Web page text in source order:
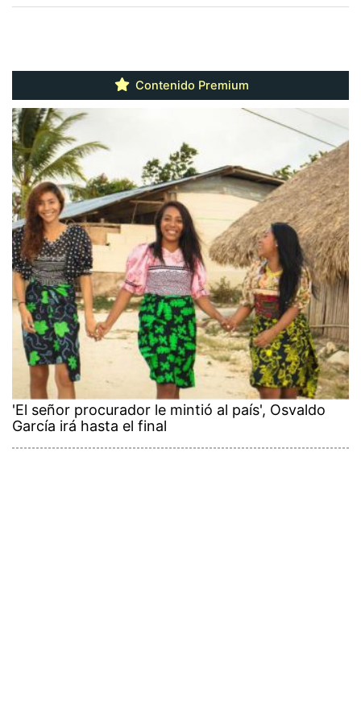
Contenido Premium
'El señor procurador le mintió al país', Osvaldo
García irá hasta el final